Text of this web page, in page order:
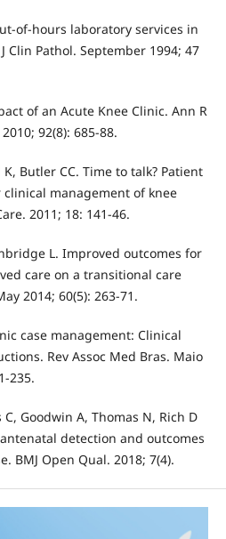
of-hours laboratory services in
Pathol. September 1994; 47
of an Acute Knee Clinic. Ann R
92(8): 685-88.
Butler CC. Time to talk? Patient
management of knee
2011; 18: 141-46.
L. Improved outcomes for
care on a transitional care
2014; 60(5): 263-71.
case management: Clinical
Rev Assoc Med Bras. Maio
235.
C, Goodwin A, Thomas N, Rich D
detection and outcomes
BMJ Open Qual. 2018; 7(4).